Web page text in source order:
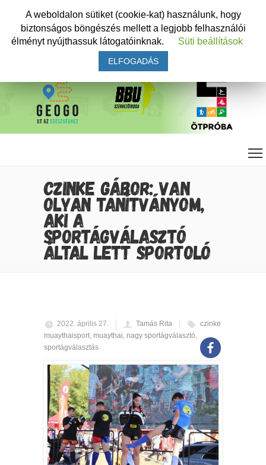
CZINKE GÁBOR: VAN
OLYAN TANÍTVÁNYOM,
AKI A
SPORTÁGVÁLASZTÓ
ÁLTAL LETT SPORTOLÓ
2022. április 27. Tamás Rita
czinke
muaythaisport, muaythai, nagy sportágválasztó,
sportágválasztás
A weboldalon sütiket (cookie-kat) használunk, hogy
biztonságos böngészés mellett a legjobb felhasználói
élményt nyújthassuk látogatóinknak.
Süti beállítások
ELFOGADÁS